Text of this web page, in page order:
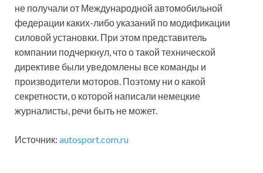
не получали от Международной автомобильной
федерации каких-либо указаний по модификации
силовой установки. При этом представитель
компании подчеркнул, что о такой технической
директиве были уведомлены все команды и
производители моторов. Поэтому ни о какой
секретности, о которой написали немецкие
журналисты, речи быть не может.
Источник: autosport.com.ru